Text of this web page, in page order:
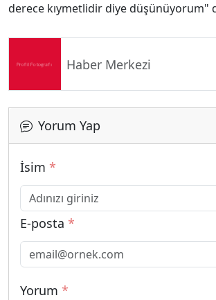
derece kıymetlidir diye düşünüyorum"
Haber Merkezi
Yorum Yap
İsim *
E-posta *
Yorum *